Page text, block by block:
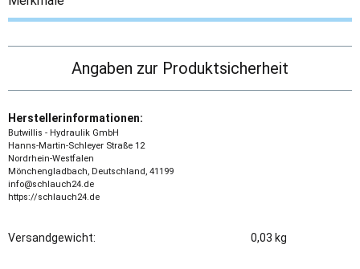
Angaben zur Produktsicherheit
Herstellerinformationen:
Butwillis - Hydraulik GmbH
Hanns-Martin-Schleyer Straße 12
Nordrhein-Westfalen
Mönchengladbach, Deutschland, 41199
info@schlauch24.de
https://schlauch24.de
Versandgewicht: 0,03 kg